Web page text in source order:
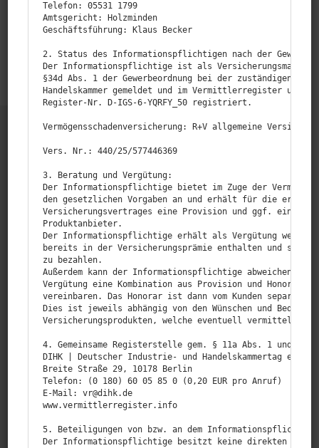
BK-Versicherungsmakler.
Persönlich. Individuell. Digital.
Nützliche Links
Versicherungen
Telefon: 05531 1799
Amtsgericht: Holzminden
Geschäftsführung: Klaus Becker
2. Status des Informationspflichtigen nach der
Der Informationspflichtige ist als Versicherungsmakler
§34d Abs. 1 der Gewerbeordnung bei der zuständigen
Handelskammer gemeldet und im Vermittlerregister unter
Register-Nr. D‑IGS-6-YQRFY_50 registriert.
Vermögensschadenversicherung: R+V allgemeine
Vers. Nr.: 440/25/577446369
3. Beratung und Vergütung:
Der Informationspflichtige bietet im Zuge der
den gesetzlichen Vorgaben an und erhält für die
Versicherungsvertrages eine Provision und ggf. eine
Produktanbieter.
Der Informationspflichtige erhält als Vergütung weitere
bereits in der Versicherungsprämie enthalten und somit
zu bezahlen.
Außerdem kann der Informationspflichtige abweichend mit
Vergütung eine Kombination aus Provision und Honorar
vereinbaren. Das Honorar ist dann vom Kunden separat
Dies ist jeweils abhängig von den Wünschen und
Versicherungsprodukten, welche eventuell vermittelt
4. Gemeinsame Registerstelle gem. § 11a Abs. 1 und §
DIHK | Deutscher Industrie- und Handelskammertag e.V.
Breite Straße 29, 10178 Berlin
Telefon: (0 180) 60 05 85 0 (0,20 EUR pro Anruf)
E‑Mail: vr@dihk.de
www.vermittlerregister.info
5. Beteiligungen von bzw. an dem
Der Informationspflichtige besitzt keine direkten oder